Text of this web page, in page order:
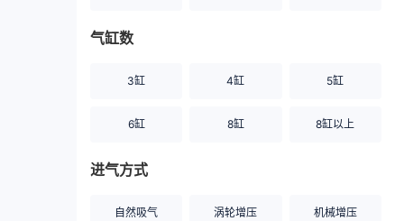
气缸数
3缸 4缸 5缸
6缸 8缸 8缸以上
进气方式
自然吸气 涡轮增压 机械增压